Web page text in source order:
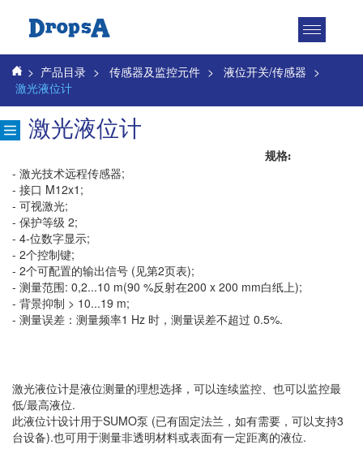
Toggle
> 产品目录 > 传感器及监控元件 > 液位开关/传感器 >
激光液位计
激光液位计
规格:
- 激光技术远程传感器;
- 接口 M12x1;
- 可视激光;
- 保护等级 2;
- 4-位数字显示;
- 2个控制键;
- 2个可配置的输出信号 (见第2页表);
- 测量范围: 0,2...10 m(90 %反射在200 x 200 mm白纸上);
- 背景抑制 > 10...19 m;
- 测量误差：测量频率1 Hz 时，测量误差不超过 0.5%.
激光液位计是液位测量的理想选择，可以连续监控、也可以监控最
低/最高液位.
此液位计设计用于SUMO泵 (已有固定法兰，如有需要，可以支持3
台设备).也可用于测量非透明材料或表面有一定距离的液位.